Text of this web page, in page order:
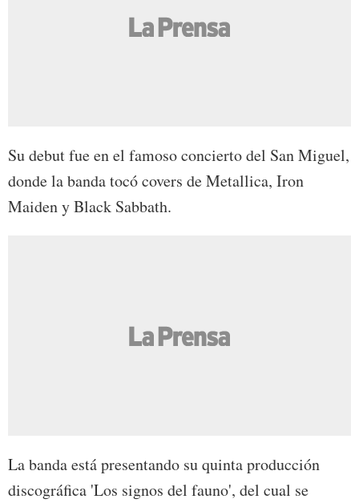
Su debut fue en el famoso concierto del San Miguel,
donde la banda tocó covers de Metallica, Iron
Maiden y Black Sabbath.
La banda está presentando su quinta producción
discográfica 'Los signos del fauno', del cual se